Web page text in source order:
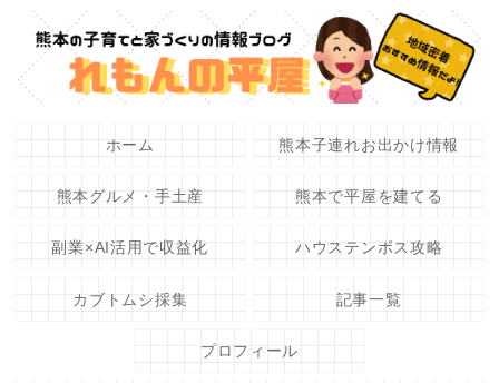
ホーム 熊本子連れお出かけ情報
熊本グルメ・手土産 熊本で平屋を建てる
副業×AI活用で収益化 ハウステンボス攻略
カブトムシ採集 記事一覧
プロフィール